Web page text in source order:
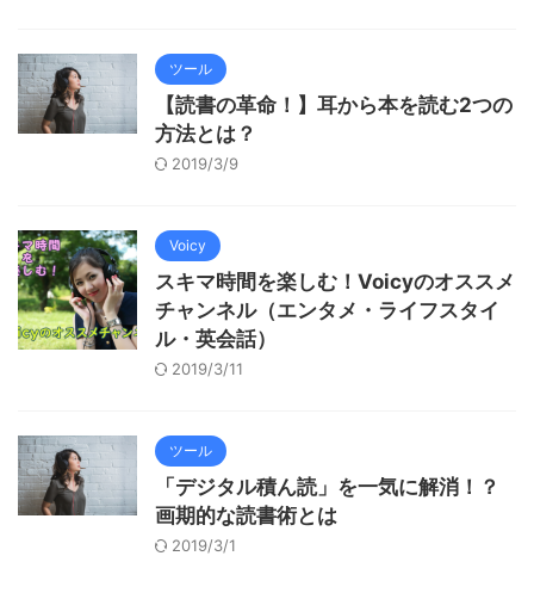
ツール
【読書の革命！】耳から本を読む2つの
方法とは？
2019/3/9
Voicy
スキマ時間を楽しむ！Voicyのオススメ
チャンネル（エンタメ・ライフスタイ
ル・英会話）
2019/3/11
ツール
「デジタル積ん読」を一気に解消！？
画期的な読書術とは
2019/3/1